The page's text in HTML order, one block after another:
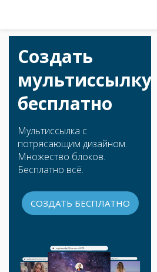
Создать
мультиссылку
бесплатно
Мультиссылка с
потрясающим дизайном.
Множество блоков.
Бесплатно всё.
СОЗДАТЬ БЕСПЛАТНО